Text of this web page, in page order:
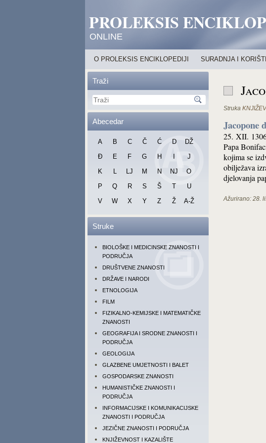
PROLEKSIS
ONLINE
O PROLEKSIS ENCIKLOPEDIJI SURADNJA I
Traži
Abecedar
A B C Č Ć D
DŽ
Đ
E F G H
J
K
L LJ M N NJ
O
P
Q R S Š T
U
V
W X Y Z Ž A-Ž
Struke
BIOLOŠKE I MEDICINSKE ZNANOSTI I
PODRUČJA
DRUŠTVENE ZNANOSTI
DRŽAVE I NARODI
ETNOLOGIJA
FILM
FIZIKALNO-KEMIJSKE I MATEMATIČKE
ZNANOSTI
GEOGRAFIJA I SRODNE ZNANOSTI I
PODRUČJA
GEOLOGIJA
GLAZBENE UMJETNOSTI I BALET
GOSPODARSKE ZNANOSTI
HUMANISTIČKE ZNANOSTI I
PODRUČJA
INFORMACIJSKE I KOMUNIKACIJSKE
ZNANOSTI I PODRUČJA
JEZIČNE ZNANOSTI I PODRUČJA
KNJIŽEVNOST I KAZALIŠTE
Struka
Jacopone
25. XII.
Papa
kojima se
obilježava
djelovanja
Ažurirano: 28.